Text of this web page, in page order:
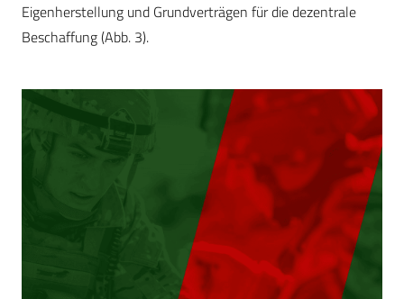
Eigenherstellung und Grundverträgen für die dezentrale
Beschaffung (Abb. 3).